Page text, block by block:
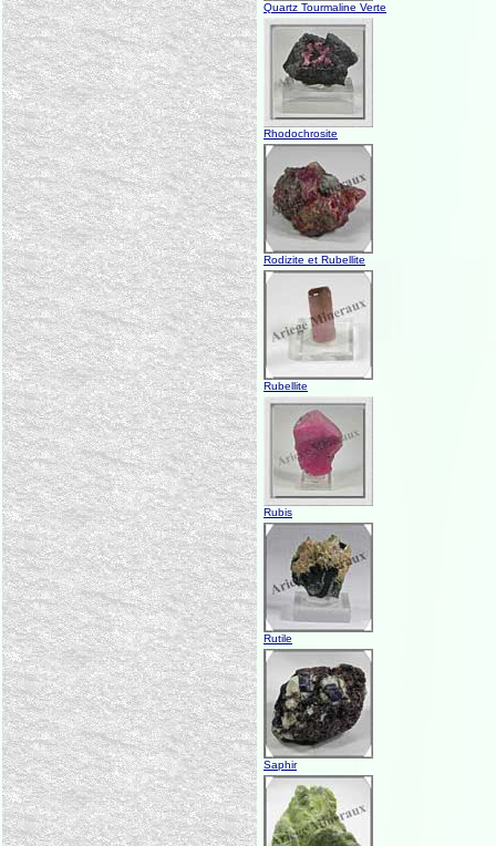
Quartz Tourmaline Verte
Rhodochrosite
Rodizite et Rubellite
Rubellite
Rubis
Rutile
Saphir